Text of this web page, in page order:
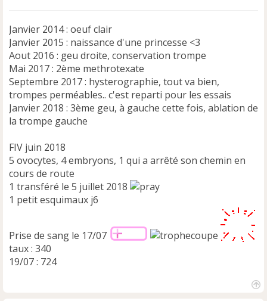
Janvier 2014 : oeuf clair
Janvier 2015 : naissance d'une princesse <3
Aout 2016 : geu droite, conservation trompe
Mai 2017 : 2ème methrotexate
Septembre 2017 : hysterographie, tout va bien,
trompes perméables.. c'est reparti pour les essais
Janvier 2018 : 3ème geu, à gauche cette fois, ablation de
la trompe gauche
FIV juin 2018
5 ovocytes, 4 embryons, 1 qui a arrêté son chemin en
cours de route
1 transféré le 5 juillet 2018
1 petit esquimaux j6
Prise de sang le 17/07
taux : 340
19/07 : 724